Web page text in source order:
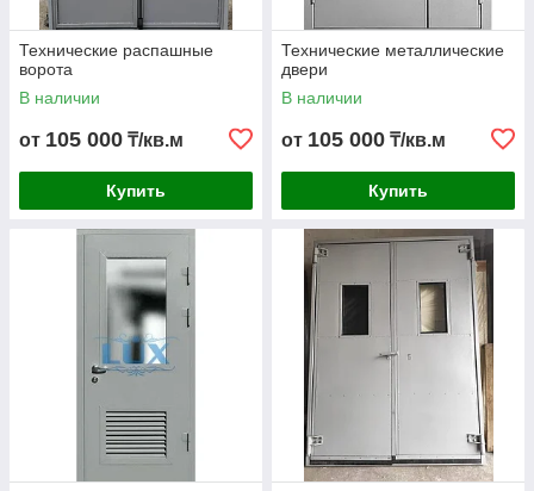
Технические распашные
ворота
В наличии
от 105 000 ₸/кв.м
Купить
Технические металлические
двери
В наличии
от 105 000 ₸/кв.м
Купить